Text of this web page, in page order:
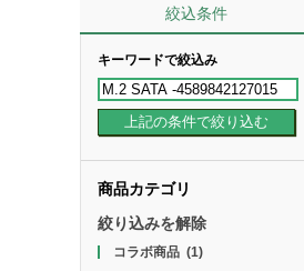
絞込条件
キーワードで絞込み
商品カテゴリ
絞り込みを解除
コラボ商品(1)